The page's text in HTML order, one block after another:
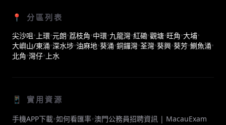
📍 分區列表
尖沙咀• 上環•元朗•荔枝角•中環•九龍灣•紅磡•觀塘•旺角•大埔•
大嶼山/東涌•深水埗•油麻地•葵涌•銅鑼灣•荃灣•葵興•葵芳•鰂魚涌•
北角•灣仔• 上水
📱 實用資源
手機APP下載•如何看匯率•澳門公務員招聘資訊 | MacauExam